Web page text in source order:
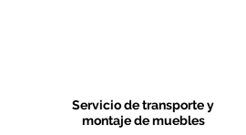
Servicio de transporte y
montaje de muebles